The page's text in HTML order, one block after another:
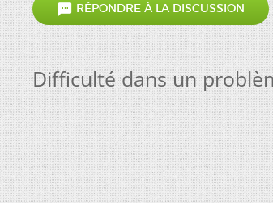
 RÉPONDRE À LA DISCUSSION
Difficulté dans un